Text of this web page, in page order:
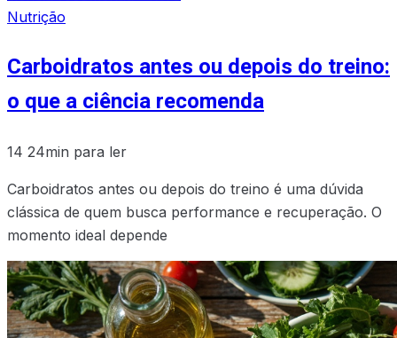
Nutrição
Carboidratos antes ou depois do treino:
o que a ciência recomenda
14 24min para ler
Carboidratos antes ou depois do treino é uma dúvida
clássica de quem busca performance e recuperação. O
momento ideal depende